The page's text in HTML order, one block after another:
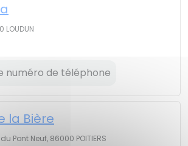
LOUDUN
numéro de téléphone
la Bière
Pont Neuf, 86000 POITIERS